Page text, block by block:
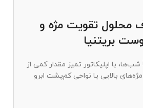
محلول تقویت مژه و
بریتنیا
با اپلیکاتور تمیز مقدار کمی از
بالایی یا نواحی کم‌پشت ابرو